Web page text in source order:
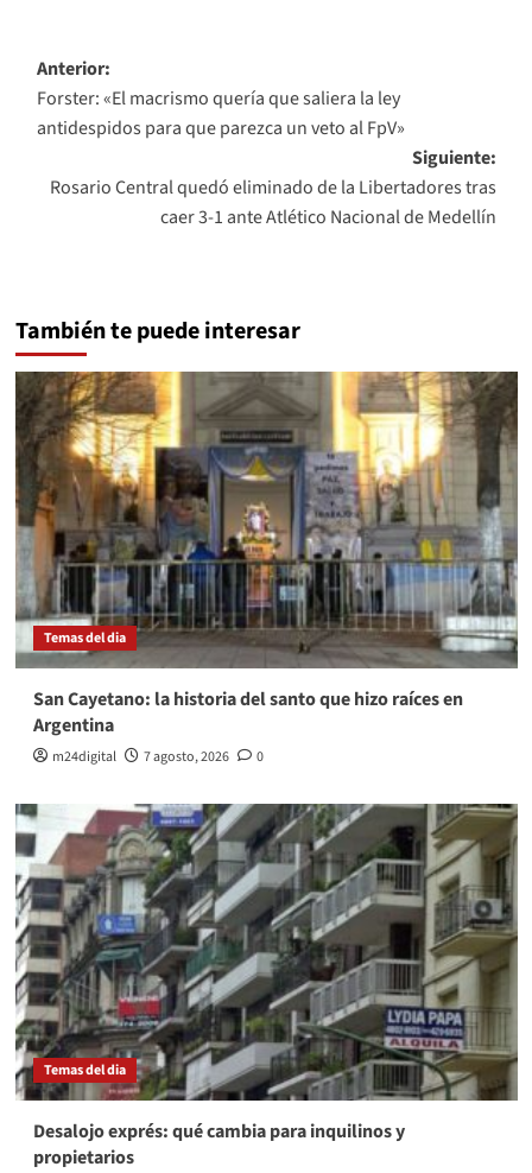
Navegación
de
entradas
Anterior:
Forster: «El macrismo quería que saliera la ley
antidespidos para que parezca un veto al FpV»
Siguiente:
Rosario Central quedó eliminado de la Libertadores tras
caer 3-1 ante Atlético Nacional de Medellín
También te puede interesar
Temas del dia
San Cayetano: la historia del santo que hizo raíces en
Argentina
m24digital 7 agosto, 2026 0
Temas del dia
Desalojo exprés: qué cambia para inquilinos y
propietarios